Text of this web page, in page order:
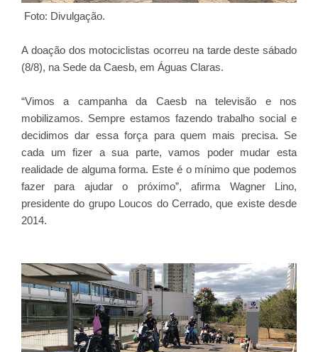
Foto: Divulgação.
A doação dos motociclistas ocorreu na tarde deste sábado
(8/8), na Sede da Caesb, em Águas Claras.
“Vimos a campanha da Caesb na televisão e nos
mobilizamos. Sempre estamos fazendo trabalho social e
decidimos dar essa força para quem mais precisa. Se
cada um fizer a sua parte, vamos poder mudar esta
realidade de alguma forma. Este é o mínimo que podemos
fazer para ajudar o próximo”, afirma Wagner Lino,
presidente do grupo Loucos do Cerrado, que existe desde
2014.